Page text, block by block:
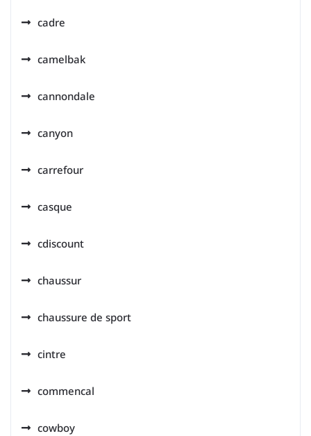
cadre
camelbak
cannondale
canyon
carrefour
casque
cdiscount
chaussur
chaussure de sport
cintre
commencal
cowboy